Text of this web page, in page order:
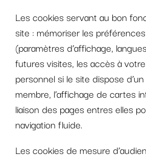
Les cookies servant au bon
site : mémoriser les
(paramètres d’affichage,
futures visites, les accès à
personnel si le site dispose
membre, l’affichage de cartes
liaison des pages entres elles
navigation fluide.
Les cookies de mesure